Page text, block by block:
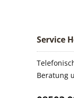
Service
Beratung